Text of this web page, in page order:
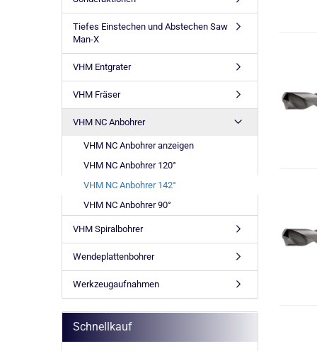
Tiefes Einstechen und Abstechen Saw
Man-X
VHM Entgrater
VHM Fräser
VHM NC Anbohrer
VHM NC Anbohrer anzeigen
VHM NC Anbohrer 120°
VHM NC Anbohrer 142°
VHM NC Anbohrer 90°
VHM Spiralbohrer
Wendeplattenbohrer
Werkzeugaufnahmen
Schnellkauf